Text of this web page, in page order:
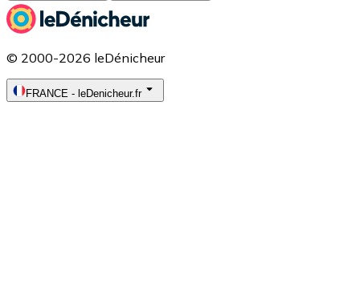
© 2000-2026 leDénicheur
FRANCE - leDenicheur.fr